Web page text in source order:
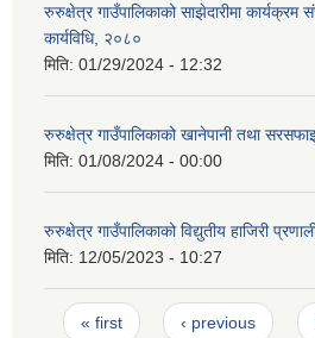
रुरुक्षेत्र गाउँपालिकाको साझेदारीमा कार्यक्रम
कार्यविधि, २०८०
मिति: 01/29/2024 - 12:32
रुरुक्षेत्र गाउँपालिकाको खानेपानी तथा
मिति: 01/08/2024 - 00:00
रुरुक्षेत्र गाउँपालिकाको विद्युतीय हाजिरी
मिति: 12/05/2023 - 10:27
Pages
« first ‹ previous